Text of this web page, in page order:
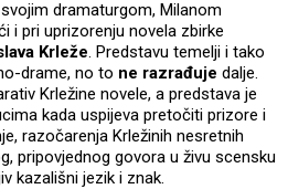
dramaturgom, Milanom
i pri uprizorenju novela zbirke
Krleže. Predstavu temelji i tako
drame, no to ne razrađuje dalje.
Krležine novele, a predstava je
kada uspijeva pretočiti prizore i
razočarenja Krležinih nesretnih
pripovjednog govora u živu scensku
kazališni jezik i znak.